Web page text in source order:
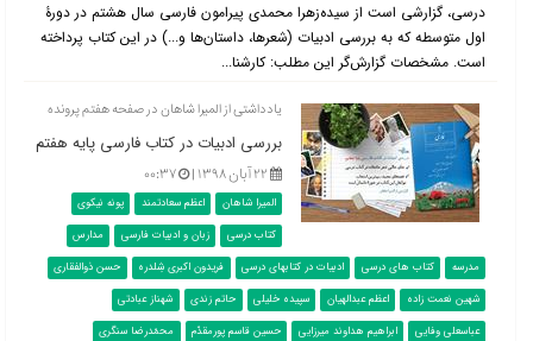
درسی، گزارشی است از سیده‌زهرا محمدی پیرامون فارسی سال هشتم در دورۀ
اول متوسطه که به بررسی ادبیات (شعرها، داستان‌ها و...) در این کتاب پرداخته
است. مشخصات گزارش‌گر این مطلب: کارشنا...
یادداشتی از المیرا شاهان در صفحه هفتم پرونده
بررسی ادبیات در کتاب فارسی پایه هفتم
۲۲ آبان ۱۳۹۸ | ۰۰:۳۷
المیرا شاهان اعظم سعادتمند
پونه نیکوی
کتاب درسی
زبان و ادبیات فارسی
مدارس
مدرسه
کتاب های درسی ادبیات در کتابهای درسی فریدون اکبری شِلدره
حسن ذوالفقاری
شهین نعمت زاده
اعظم عبدالهیان سپیده خلیلی حاتم زندی
شهناز عبادتی
عباسعلی وفایی
ابراهیم هداوند میرزایی حسین قاسم پورمقدّم
محمّدرضا سنگری